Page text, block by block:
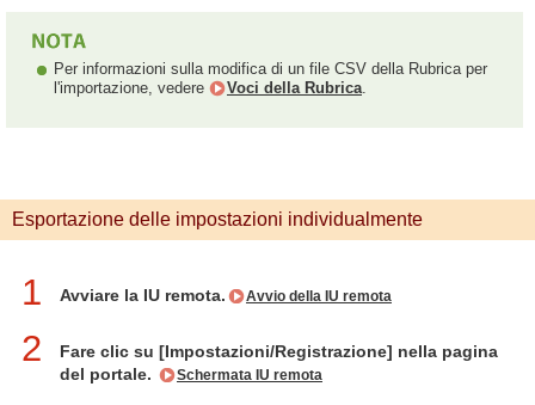
Per informazioni sulla modifica di un file CSV della Rubrica per
l'importazione, vedere
Voci della Rubrica.
Esportazione delle impostazioni individualmente
1 Avviare la IU remota. Avvio della IU remota
2
Fare clic su [Impostazioni/Registrazione] nella pagina
del portale.
Schermata IU remota